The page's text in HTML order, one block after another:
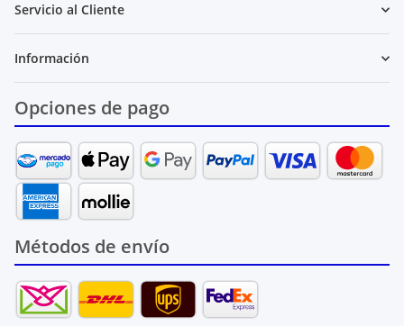
Servicio al Cliente
Información
Opciones de pago
Métodos de envío